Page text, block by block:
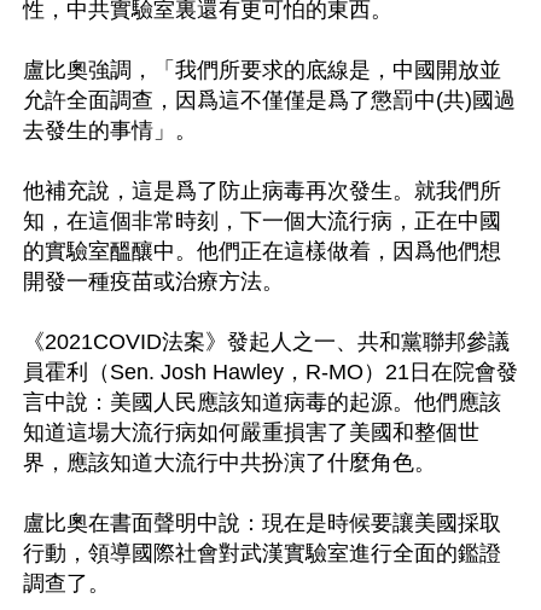
性，中共實驗室裏還有更可怕的東西。
盧比奧強調，「我們所要求的底線是，中國開放並
允許全面調查，因爲這不僅僅是爲了懲罰中(共)國過
去發生的事情」。
他補充說，這是爲了防止病毒再次發生。就我們所
知，在這個非常時刻，下一個大流行病，正在中國
的實驗室醞釀中。他們正在這樣做着，因爲他們想
開發一種疫苗或治療方法。
《2021COVID法案》發起人之一、共和黨聯邦參議
員霍利（Sen. Josh Hawley，R-MO）21日在院會發
言中說：美國人民應該知道病毒的起源。他們應該
知道這場大流行病如何嚴重損害了美國和整個世
界，應該知道大流行中共扮演了什麼角色。
盧比奧在書面聲明中說：現在是時候要讓美國採取
行動，領導國際社會對武漢實驗室進行全面的鑑證
調查了。